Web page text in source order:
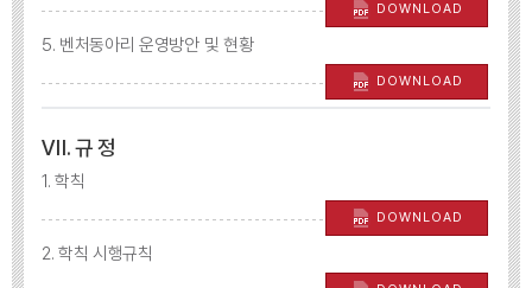
DOWNLOAD
5. 벤처동아리 운영방안 및 현황
DOWNLOAD
Ⅶ. 규 정
1. 학칙
DOWNLOAD
2. 학칙 시행규칙